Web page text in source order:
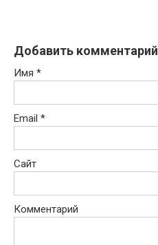
Добавить комментарий
Имя *
Email *
Сайт
Комментарий